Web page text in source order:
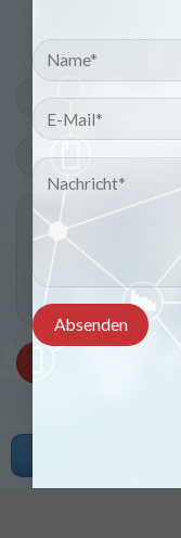
Copyright ©